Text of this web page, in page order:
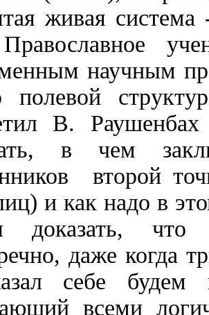
живая
научным
полевой
В.
в чем
второй
и как надо в
доказать, что
даже когда
себе будем
всеми